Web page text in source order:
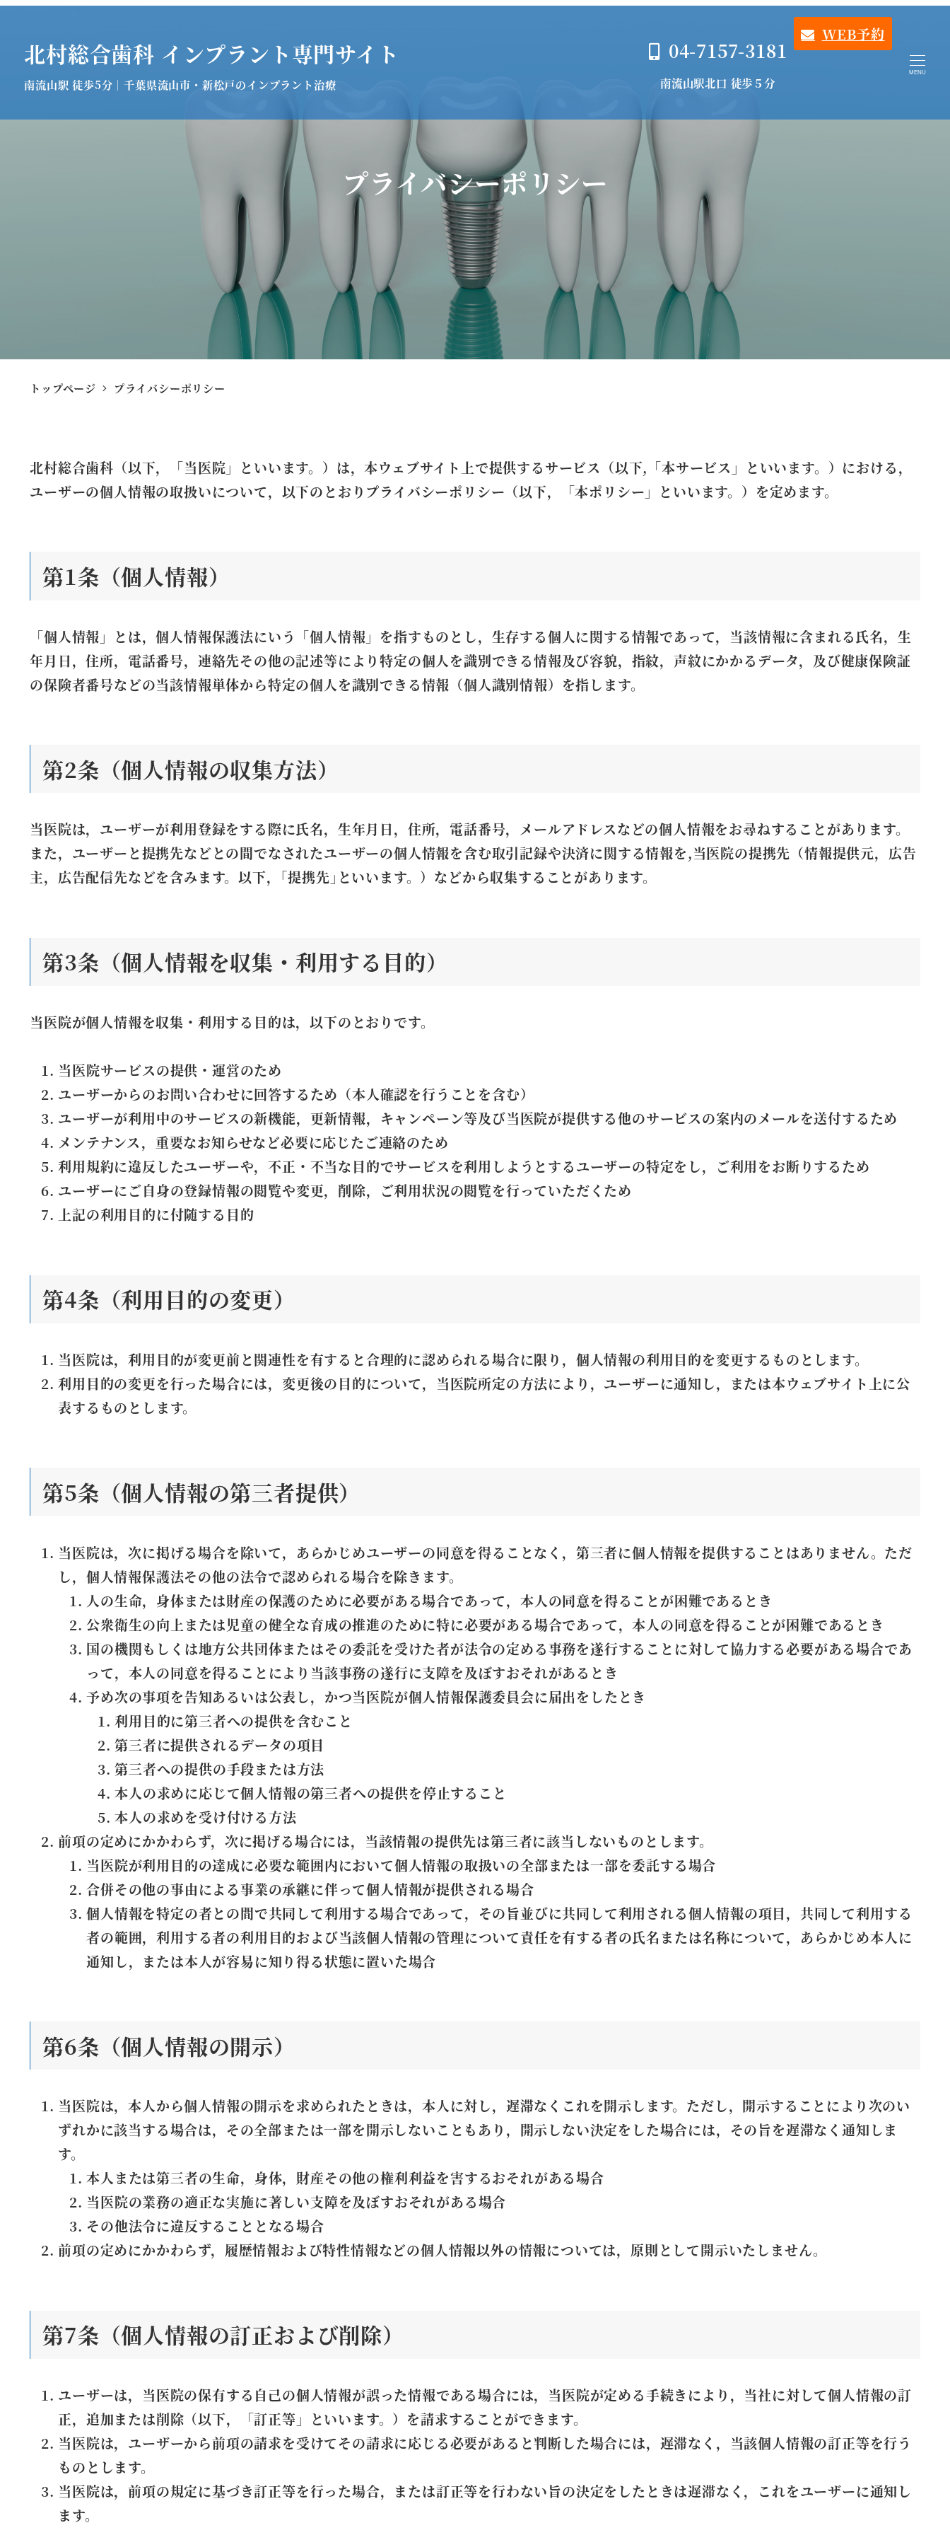
北村総合歯科 インプラント専門サイト
南流山駅 徒歩5分｜千葉県流山市・新松戸のインプラント治療
04-7157-3181
南流山駅北口 徒歩５分
WEB予約
MENU
プライバシーポリシー
トップページ プライバシーポリシー
北村総合歯科（以下，「当医院」といいます。）は，本ウェブサイト上で提供するサービス（以下,「本サービス」といいます。）における，
ユーザーの個人情報の取扱いについて，以下のとおりプライバシーポリシー（以下，「本ポリシー」といいます。）を定めます。
第1条（個人情報）
「個人情報」とは，個人情報保護法にいう「個人情報」を指すものとし，生存する個人に関する情報であって，当該情報に含まれる氏名，生
年月日，住所，電話番号，連絡先その他の記述等により特定の個人を識別できる情報及び容貌，指紋，声紋にかかるデータ，及び健康保険証
の保険者番号などの当該情報単体から特定の個人を識別できる情報（個人識別情報）を指します。
第2条（個人情報の収集方法）
当医院は，ユーザーが利用登録をする際に氏名，生年月日，住所，電話番号，メールアドレスなどの個人情報をお尋ねすることがあります。
また，ユーザーと提携先などとの間でなされたユーザーの個人情報を含む取引記録や決済に関する情報を,当医院の提携先（情報提供元，広告
主，広告配信先などを含みます。以下，｢提携先｣といいます。）などから収集することがあります。
第3条（個人情報を収集・利用する目的）
当医院が個人情報を収集・利用する目的は，以下のとおりです。
当医院サービスの提供・運営のため
ユーザーからのお問い合わせに回答するため（本人確認を行うことを含む）
ユーザーが利用中のサービスの新機能，更新情報，キャンペーン等及び当医院が提供する他のサービスの案内のメールを送付するため
メンテナンス，重要なお知らせなど必要に応じたご連絡のため
利用規約に違反したユーザーや，不正・不当な目的でサービスを利用しようとするユーザーの特定をし，ご利用をお断りするため
ユーザーにご自身の登録情報の閲覧や変更，削除，ご利用状況の閲覧を行っていただくため
上記の利用目的に付随する目的
第4条（利用目的の変更）
当医院は，利用目的が変更前と関連性を有すると合理的に認められる場合に限り，個人情報の利用目的を変更するものとします。
利用目的の変更を行った場合には，変更後の目的について，当医院所定の方法により，ユーザーに通知し，または本ウェブサイト上に公
表するものとします。
第5条（個人情報の第三者提供）
当医院は，次に掲げる場合を除いて，あらかじめユーザーの同意を得ることなく，第三者に個人情報を提供することはありません。ただ
し，個人情報保護法その他の法令で認められる場合を除きます。
人の生命，身体または財産の保護のために必要がある場合であって，本人の同意を得ることが困難であるとき
公衆衛生の向上または児童の健全な育成の推進のために特に必要がある場合であって，本人の同意を得ることが困難であるとき
国の機関もしくは地方公共団体またはその委託を受けた者が法令の定める事務を遂行することに対して協力する必要がある場合であ
って，本人の同意を得ることにより当該事務の遂行に支障を及ぼすおそれがあるとき
予め次の事項を告知あるいは公表し，かつ当医院が個人情報保護委員会に届出をしたとき
利用目的に第三者への提供を含むこと
第三者に提供されるデータの項目
第三者への提供の手段または方法
本人の求めに応じて個人情報の第三者への提供を停止すること
本人の求めを受け付ける方法
前項の定めにかかわらず，次に掲げる場合には，当該情報の提供先は第三者に該当しないものとします。
当医院が利用目的の達成に必要な範囲内において個人情報の取扱いの全部または一部を委託する場合
合併その他の事由による事業の承継に伴って個人情報が提供される場合
個人情報を特定の者との間で共同して利用する場合であって，その旨並びに共同して利用される個人情報の項目，共同して利用する
者の範囲，利用する者の利用目的および当該個人情報の管理について責任を有する者の氏名または名称について，あらかじめ本人に
通知し，または本人が容易に知り得る状態に置いた場合
第6条（個人情報の開示）
当医院は，本人から個人情報の開示を求められたときは，本人に対し，遅滞なくこれを開示します。ただし，開示することにより次のい
ずれかに該当する場合は，その全部または一部を開示しないこともあり，開示しない決定をした場合には，その旨を遅滞なく通知しま
す。
本人または第三者の生命，身体，財産その他の権利利益を害するおそれがある場合
当医院の業務の適正な実施に著しい支障を及ぼすおそれがある場合
その他法令に違反することとなる場合
前項の定めにかかわらず，履歴情報および特性情報などの個人情報以外の情報については，原則として開示いたしません。
第7条（個人情報の訂正および削除）
ユーザーは，当医院の保有する自己の個人情報が誤った情報である場合には，当医院が定める手続きにより，当社に対して個人情報の訂
正，追加または削除（以下，「訂正等」といいます。）を請求することができます。
当医院は，ユーザーから前項の請求を受けてその請求に応じる必要があると判断した場合には，遅滞なく，当該個人情報の訂正等を行う
ものとします。
当医院は，前項の規定に基づき訂正等を行った場合，または訂正等を行わない旨の決定をしたときは遅滞なく，これをユーザーに通知し
ます。